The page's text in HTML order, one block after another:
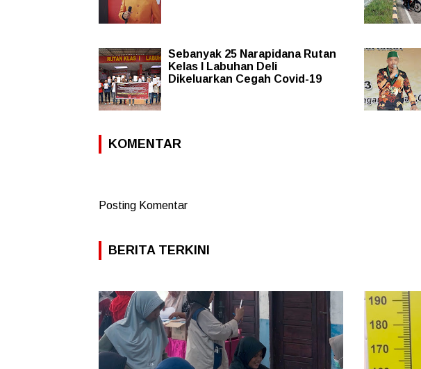
Sebanyak 25 Narapidana Rutan
Kelas I Labuhan Deli
Dikeluarkan Cegah Covid-19
KOMENTAR
Posting Komentar
BERITA TERKINI